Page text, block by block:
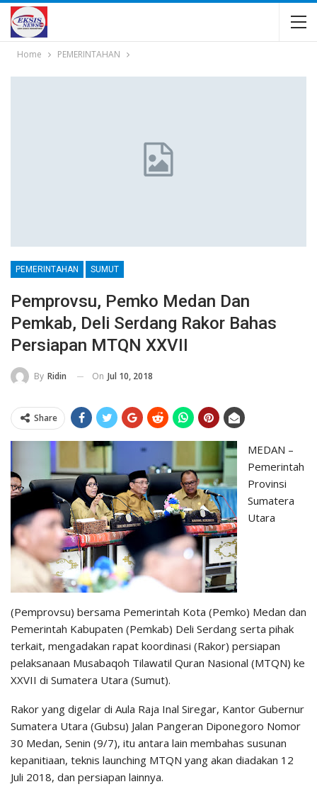
Home PEMERINTAHAN
PEMERINTAHAN SUMUT
Pemprovsu, Pemko Medan Dan
Pemkab, Deli Serdang Rakor Bahas
Persiapan MTQN XXVII
By Ridin On Jul 10, 2018
Share
MEDAN –
Pemerintah
Provinsi
Sumatera
Utara
(Pemprovsu) bersama Pemerintah Kota (Pemko) Medan dan
Pemerintah Kabupaten (Pemkab) Deli Serdang serta pihak
terkait, mengadakan rapat koordinasi (Rakor) persiapan
pelaksanaan Musabaqoh Tilawatil Quran Nasional (MTQN) ke
XXVII di Sumatera Utara (Sumut).
Rakor yang digelar di Aula Raja Inal Siregar, Kantor Gubernur
Sumatera Utara (Gubsu) Jalan Pangeran Diponegoro Nomor
30 Medan, Senin (9/7), itu antara lain membahas susunan
kepanitiaan, teknis launching MTQN yang akan diadakan 12
Juli 2018, dan persiapan lainnya.